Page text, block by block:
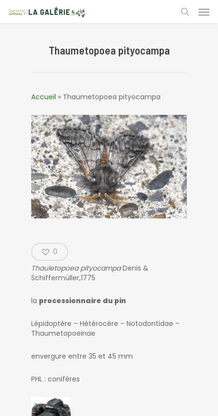
main
search
Thaumetopoea pityocampa
Accueil » Thaumetopoea pityocampa
0
Thauletopoea pityocampaDenis &
Schiffermüller,1775
la processionnaire du pin
Lépidoptère – Hétérocère – Notodontidae –
Thaumetopoeinae
envergure entre 35 et 45 mm
PHL : conifères